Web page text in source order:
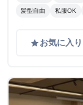
髪型自由 私服OK
gradeお気に入り